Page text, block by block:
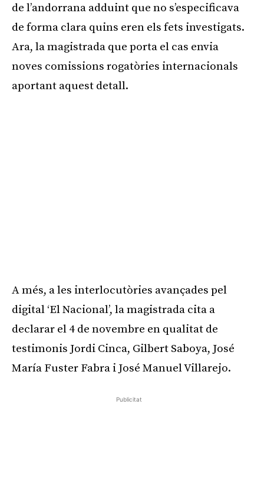
de l’andorrana adduint que no s’especificava
de forma clara quins eren els fets investigats.
Ara, la magistrada que porta el cas envia
noves comissions rogatòries internacionals
aportant aquest detall.
A més, a les interlocutòries avançades pel
digital ‘El Nacional’, la magistrada cita a
declarar el 4 de novembre en qualitat de
testimonis Jordi Cinca, Gilbert Saboya, José
María Fuster Fabra i José Manuel Villarejo.
Publicitat